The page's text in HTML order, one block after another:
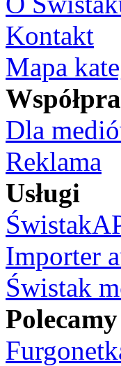
Kontakt
Mapa
Dla
Reklama
Usługi
Importer
Świstak
Polecamy